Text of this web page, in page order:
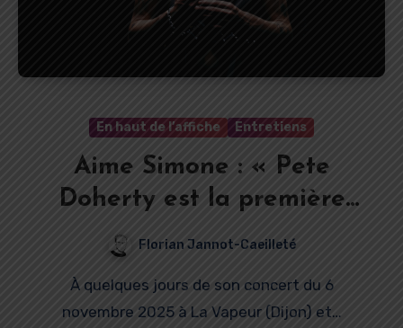
En haut de l’affiche Entretiens
Aime Simone : « Pete
Doherty est la première
personne qui a cru en moi.
Ça a été comme un mentor
pour moi. »
Florian Jannot-Caeilleté
À quelques jours de son concert du 6
novembre 2025 à La Vapeur (Dijon) et…